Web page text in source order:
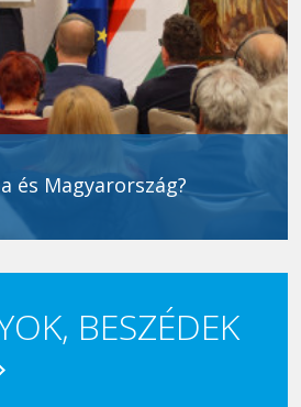
és Magyarország?
BESZÉDEK